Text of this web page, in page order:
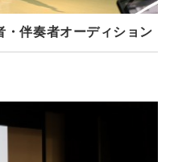
伴奏者オーディション